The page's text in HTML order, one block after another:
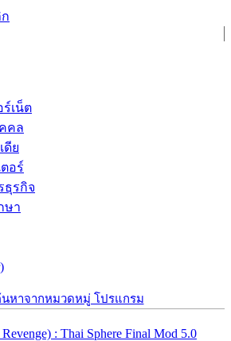
เน็ต
คล
ดีย
อร์
ธุรกิจ
ษา
หาจากหมวดหมู่ โปรแกรม
: Thai Sphere Final Mod 5.0